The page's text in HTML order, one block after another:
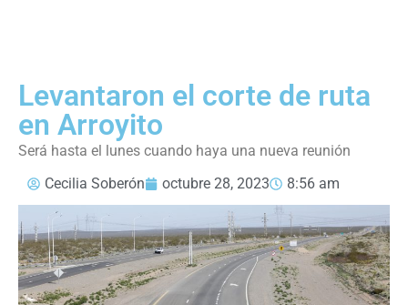
Levantaron el corte de ruta
en Arroyito
Será hasta el lunes cuando haya una nueva reunión
Cecilia Soberón
octubre 28, 2023 8:56 am